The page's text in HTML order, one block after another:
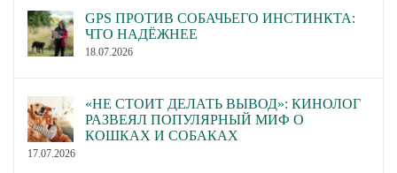
GPS ПРОТИВ СОБАЧЬЕГО ИНСТИНКТА:
ЧТО НАДЁЖНЕЕ
18.07.2026
«НЕ СТОИТ ДЕЛАТЬ ВЫВОД»: КИНОЛОГ
РАЗВЕЯЛ ПОПУЛЯРНЫЙ МИФ О
КОШКАХ И СОБАКАХ
17.07.2026